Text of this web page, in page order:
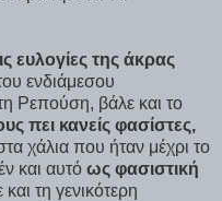
ευλογίες της άκρας
ενδιάμεσου
Ρεπούση, βάλε και το
πει κανείς φασίστες,
χάλια που ήταν μέχρι το
και αυτό ως φασιστική
τη γενικότερη